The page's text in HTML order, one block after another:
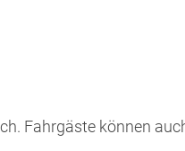
Fahrgäste können